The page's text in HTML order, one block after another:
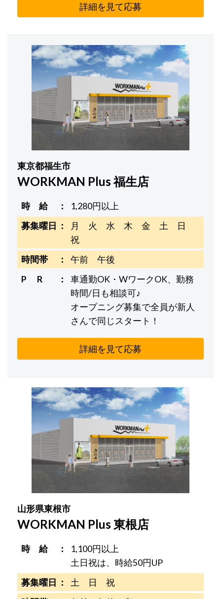
詳細を見て応募
東京都福生市
WORKMAN Plus 福生店
時 給
1,280円以上
募集曜日
月 火 水 木 金 土 日
祝
時間帯
午前 午後
P R
車通勤OK・WワークOK、勤務
時間/日も相談可♪
オープニング募集で全員が新人
さんで同じスタート！
詳細を見て応募
山形県東根市
WORKMAN Plus 東根店
時 給
1,100円以上
土日祝は、時給50円UP
募集曜日
土 日 祝